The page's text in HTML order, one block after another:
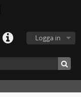
Logga in